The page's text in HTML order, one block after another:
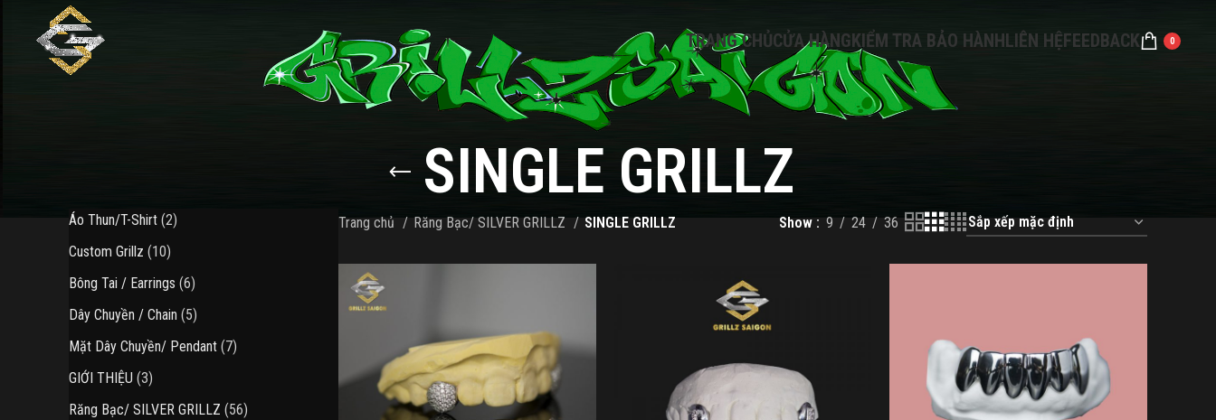
TRANG CHỦCỬA HÀNGKIỂM TRA BẢO HÀNHLIÊN HỆFEEDBACK 0
SINGLE GRILLZ
Áo Thun/T-Shirt 22
Custom Grillz 1010
sản
phẩm
Bông Tai / Earrings 66
sản
phẩm
Dây Chuyền / Chain 55
sản
phẩm
Mặt Dây Chuyền/ Pendant 77
GIỚI THIỆU 33
sản
Răng Bạc/ SILVER GRILLZ 5656
Trang chủ Răng Bạc/ SILVER GRILLZ SINGLE GRILLZ Show 9 24 36